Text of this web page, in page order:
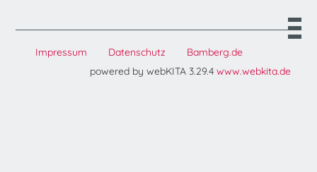
Impressum Datenschutz
Bamberg.de
powered by webKITA 3.29.4 www.webkita.de